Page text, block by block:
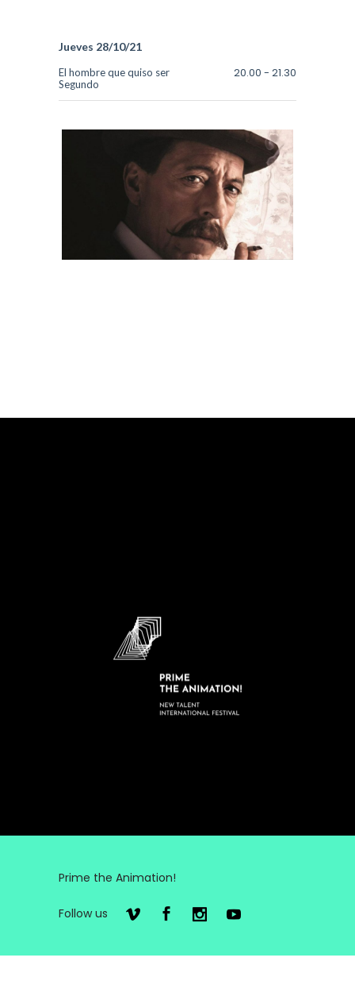
Jueves 28/10/21
El hombre que quiso ser
Segundo
20.00 - 21.30
Prime the Animation!
Follow us